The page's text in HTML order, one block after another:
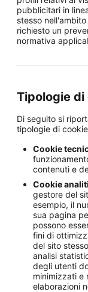
pubblicitari in
stesso
richiesto un
normativa
Tipologie di
Di seguito si
tipologie di
Cookie
contenuti e
Cookie
gestore del
esempio, il
sua pagina
possono
fini di
del sito
analisi
degli utenti
minimizzati e
elaborazioni